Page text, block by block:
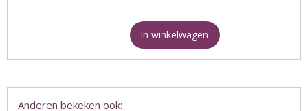
In winkelwagen
Anderen bekeken ook: